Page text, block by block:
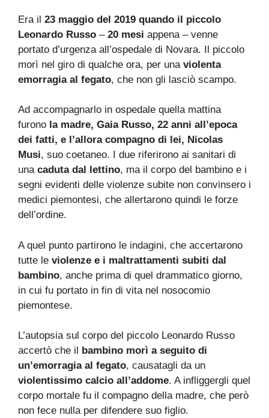
Era il 23 maggio del 2019 quando il piccolo
Leonardo Russo – 20 mesi appena – venne
portato d’urgenza all’ospedale di Novara. Il piccolo
morì nel giro di qualche ora, per una violenta
emorragia al fegato, che non gli lasciò scampo.
Ad accompagnarlo in ospedale quella mattina
furono la madre, Gaia Russo, 22 anni all’epoca
dei fatti, e l’allora compagno di lei, Nicolas
Musi, suo coetaneo. I due riferirono ai sanitari di
una caduta dal lettino, ma il corpo del bambino e i
segni evidenti delle violenze subite non convinsero i
medici piemontesi, che allertarono quindi le forze
dell’ordine.
A quel punto partirono le indagini, che accertarono
tutte le violenze e i maltrattamenti subiti dal
bambino, anche prima di quel drammatico giorno,
in cui fu portato in fin di vita nel nosocomio
piemontese.
L’autopsia sul corpo del piccolo Leonardo Russo
accertò che il
bambino morì a seguito di
un’emorragia al fegato, causatagli da un
violentissimo calcio all’addome. A infliggergli quel
corpo mortale fu il compagno della madre, che però
non fece nulla per difendere suo figlio.